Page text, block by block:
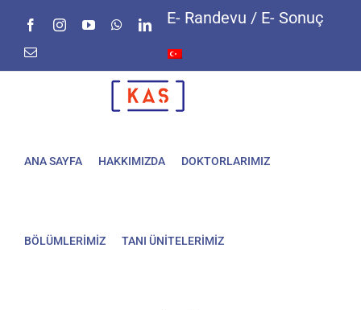
FacebookInstagramYouTubeWhatsAppLinkedIn
E-
E- Randevu / E- Sonuç
ANA SAYFA HAKKIMIZDA DOKTORLARIMIZ
BÖLÜMLERİMİZ TANI ÜNİTELERİMİZ